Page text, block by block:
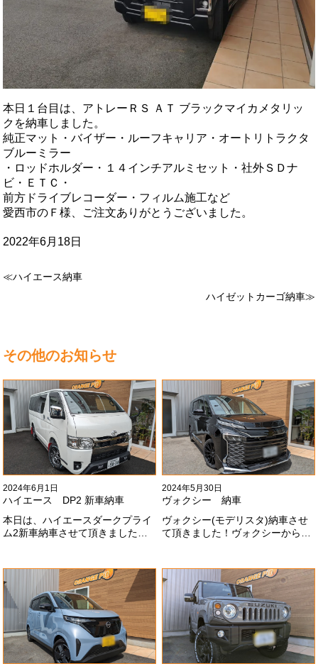
本日１台目は、アトレーＲＳ ＡＴ ブラックマイカメタリッ
クを納車しました。
純正マット・バイザー・ルーフキャリア・オートリトラクタ
ブルーミラー
・ロッドホルダー・１４インチアルミセット・社外ＳＤナ
ビ・ＥＴＣ・
前方ドライブレコーダー・フィルム施工など
愛西市のＦ様、ご注文ありがとうございました。
2022年6月18日
≪ハイエース納車
ハイゼットカーゴ納車≫
その他のお知らせ
2024年6月1日
ハイエース DP2 新車納車
本日は、ハイエースダークプライ
ム2新車納車させて頂きました！
ました#x1f60a;
2024年5月30日
ヴォクシー 納車
ヴォクシー(モデリスタ)納車させ
て頂きました！ヴォクシーからヴ
利用頂きありがとうございます
#x1f60a;